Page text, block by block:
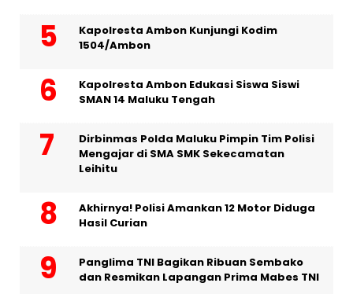
Kapolresta Ambon Kunjungi Kodim
1504/Ambon
Kapolresta Ambon Edukasi Siswa Siswi
SMAN 14 Maluku Tengah
Dirbinmas Polda Maluku Pimpin Tim Polisi
Mengajar di SMA SMK Sekecamatan
Leihitu
Akhirnya! Polisi Amankan 12 Motor Diduga
Hasil Curian
Panglima TNI Bagikan Ribuan Sembako
dan Resmikan Lapangan Prima Mabes TNI